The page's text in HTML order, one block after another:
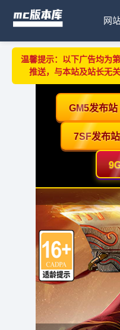
网
温馨提示：以下广告均为
推送，与本站及站长无